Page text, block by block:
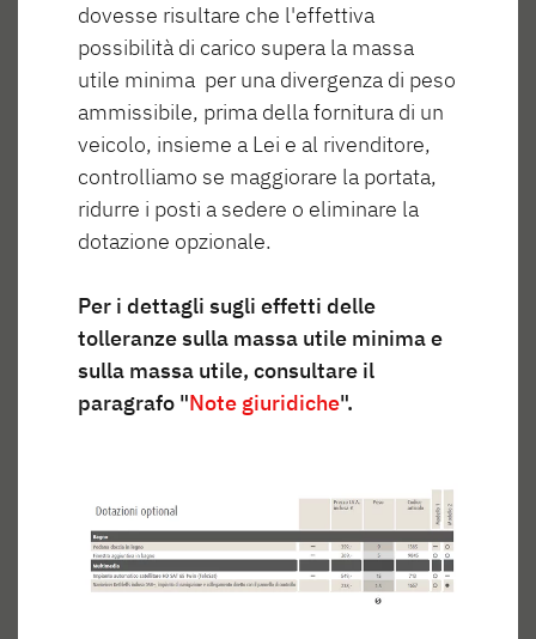
Vista degli interni
Abitare Cucinare Dormire
Abitare
The perfect living space for camping fans big and
small! The new Camper® features a redesigned
interior that is sleek and modern. The stylish blend
of sage-green overhead locker doors, beige
dovesse risultare che l'effettiva
possibilità di carico supera la massa
utile minima per una divergenza di peso
ammissibile, prima della fornitura di un
veicolo, insieme a Lei e al rivenditore,
controlliamo se maggiorare la portata,
ridurre i posti a sedere o eliminare la
dotazione opzionale.
Per i dettagli sugli effetti delle
tolleranze sulla massa utile minima e
sulla massa utile, consultare il
paragrafo "Note giuridiche".